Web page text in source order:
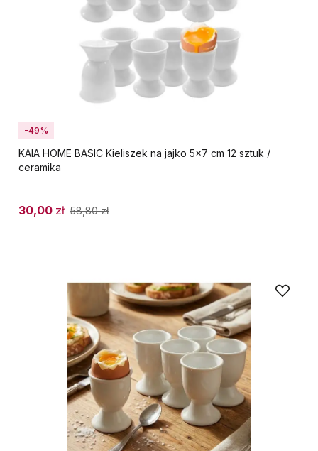
-49%
KAIA HOME BASIC Kieliszek na jajko 5x7 cm 12 sztuk /
ceramika
30,00 zł 58,80zł